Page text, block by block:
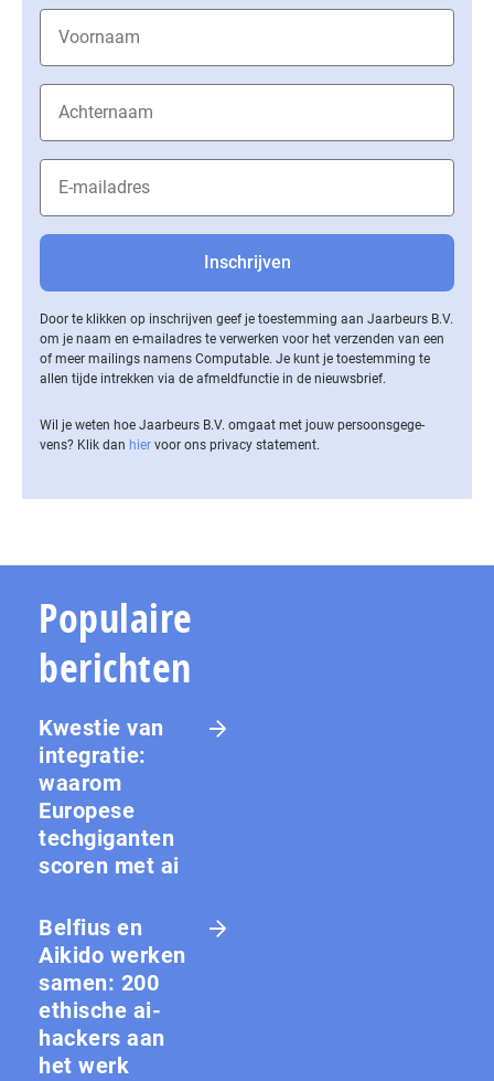
Door te klikken op inschrijven geef je toestemming aan Jaarbeurs B.V.
om je naam en e-mailadres te verwerken voor het verzenden van een
of meer mailings namens Computable. Je kunt je toestemming te
allen tijde intrekken via de af­meld­func­tie in de nieuwsbrief.
Wil je weten hoe Jaarbeurs B.V. omgaat met jouw per­soons­ge­ge­
vens? Klik dan hier voor ons privacy statement.
Populaire
berichten
Kwestie van
integratie:
waarom
Europese
techgiganten
scoren met ai
Belfius en
Aikido werken
samen: 200
ethische ai-
hackers aan
het werk